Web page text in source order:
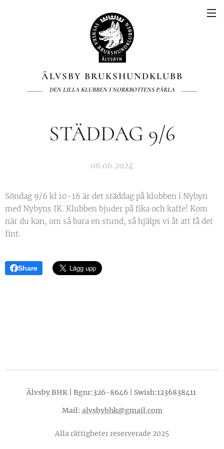
ÄLVSBY BRUKSHUNDKLUBB
DEN LILLA KLUBBEN I NORRBOTTENS PÄRLA
STÄDDAG 9/6
06.06.2024
Söndag 9/6 kl 10-16 är det städdag på klubben i Nybyn
med Nybyns IK. Klubben bjuder på fika och kaffe! Kom
när du kan, om så bara en stund, så hjälps vi åt att få det
fint.
Share
Älvsby BHK | Bgnr:326-8646 | Swish:1236838411
Mail: alvsbybhk@gmail.com
Alla rättigheter reserverade 2025